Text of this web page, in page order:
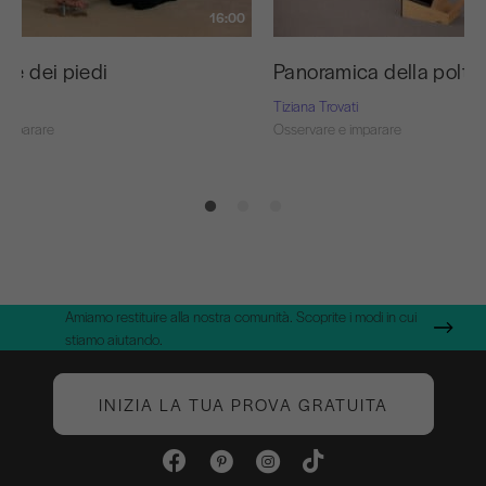
16:00
dei piedi Panoramica della
Tiziana Trovati
Osservare e imparare
Amiamo restituire alla nostra comunità. Scoprite i modi in cui
stiamo aiutando.
INIZIA LA TUA PROVA GRATUITA